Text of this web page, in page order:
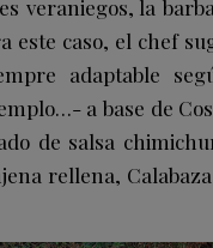
veraniegos, la
este caso, el chef
adaptable
a base de
de salsa
rellena,